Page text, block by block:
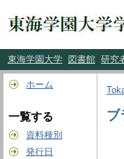
東海学園大学 図書館 研究
ホーム
一覧する
資料種別
発行日
ブ